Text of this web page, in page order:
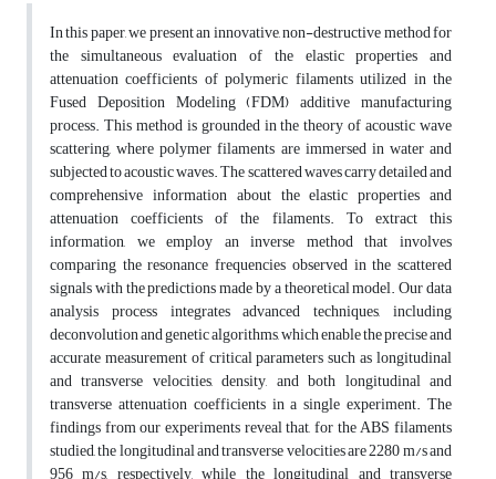
In this paper, we present an innovative, non-destructive method for
the simultaneous evaluation of the elastic properties and
attenuation coefficients of polymeric filaments utilized in the
Fused Deposition Modeling (FDM) additive manufacturing
process. This method is grounded in the theory of acoustic wave
scattering, where polymer filaments are immersed in water and
subjected to acoustic waves. The scattered waves carry detailed and
comprehensive information about the elastic properties and
attenuation coefficients of the filaments. To extract this
information, we employ an inverse method that involves
comparing the resonance frequencies observed in the scattered
signals with the predictions made by a theoretical model. Our data
analysis process integrates advanced techniques, including
deconvolution and genetic algorithms, which enable the precise and
accurate measurement of critical parameters such as longitudinal
and transverse velocities, density, and both longitudinal and
transverse attenuation coefficients in a single experiment. The
findings from our experiments reveal that, for the ABS filaments
studied, the longitudinal and transverse velocities are 2280 m/s and